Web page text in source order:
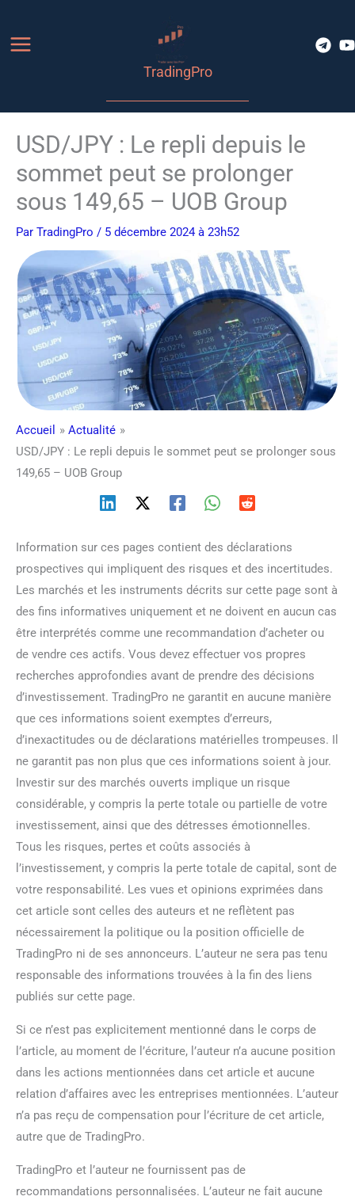
contenu
TradingPro
USD/JPY : Le repli depuis le
sommet peut se prolonger
sous 149,65 – UOB Group
Par TradingPro / 5 décembre 2024 à 23h52
Accueil
Actualité
USD/JPY : Le repli depuis le sommet peut se prolonger sous
149,65 – UOB Group
Information sur ces pages contient des déclarations
prospectives qui impliquent des risques et des incertitudes.
Les marchés et les instruments décrits sur cette page sont à
des fins informatives uniquement et ne doivent en aucun cas
être interprétés comme une recommandation d’acheter ou
de vendre ces actifs. Vous devez effectuer vos propres
recherches approfondies avant de prendre des décisions
d’investissement. TradingPro ne garantit en aucune manière
que ces informations soient exemptes d’erreurs,
d’inexactitudes ou de déclarations matérielles trompeuses. Il
ne garantit pas non plus que ces informations soient à jour.
Investir sur des marchés ouverts implique un risque
considérable, y compris la perte totale ou partielle de votre
investissement, ainsi que des détresses émotionnelles.
Tous les risques, pertes et coûts associés à
l’investissement, y compris la perte totale de capital, sont de
votre responsabilité. Les vues et opinions exprimées dans
cet article sont celles des auteurs et ne reflètent pas
nécessairement la politique ou la position officielle de
TradingPro ni de ses annonceurs. L’auteur ne sera pas tenu
responsable des informations trouvées à la fin des liens
publiés sur cette page.
Si ce n’est pas explicitement mentionné dans le corps de
l’article, au moment de l’écriture, l’auteur n’a aucune position
dans les actions mentionnées dans cet article et aucune
relation d’affaires avec les entreprises mentionnées. L’auteur
n’a pas reçu de compensation pour l’écriture de cet article,
autre que de TradingPro.
TradingPro et l’auteur ne fournissent pas de
recommandations personnalisées. L’auteur ne fait aucune